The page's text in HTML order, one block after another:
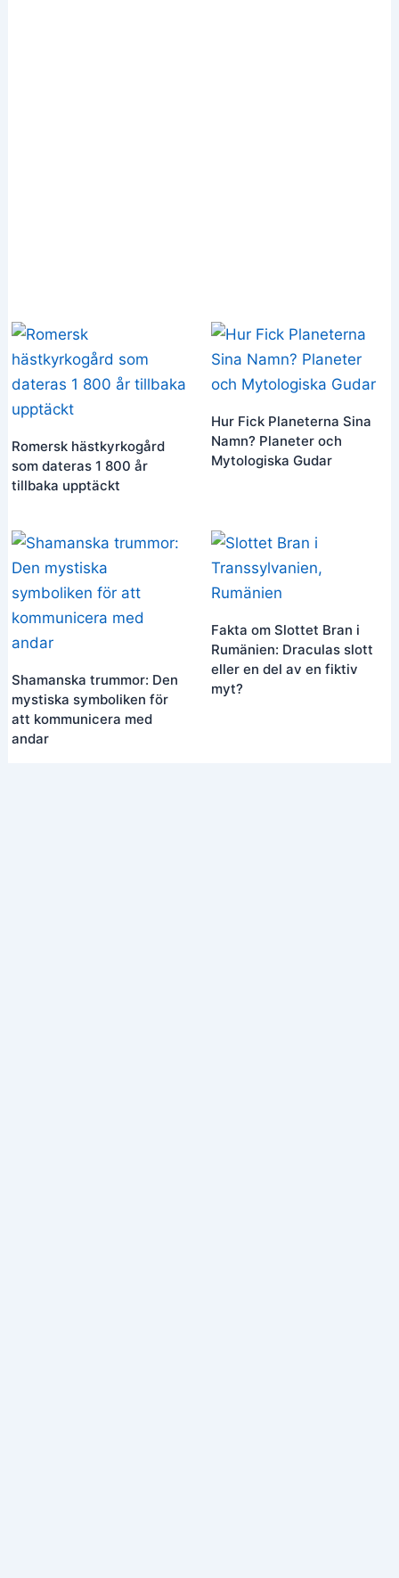
Romersk hästkyrkogård
som dateras 1 800 år
tillbaka upptäckt
Hur Fick Planeterna Sina
Namn? Planeter och
Mytologiska Gudar
Shamanska trummor: Den
mystiska symboliken för
att kommunicera med
andar
Fakta om Slottet Bran i
Rumänien: Draculas slott
eller en del av en fiktiv
myt?